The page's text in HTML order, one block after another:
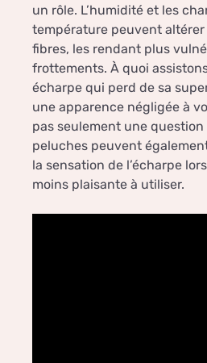
un rôle. L’humidité et les
température peuvent
fibres, les rendant plus
frottements. À quoi
écharpe qui perd de sa
une apparence négligée à
pas seulement une question
peluches peuvent
la sensation de l’écharpe
moins plaisante à utiliser.